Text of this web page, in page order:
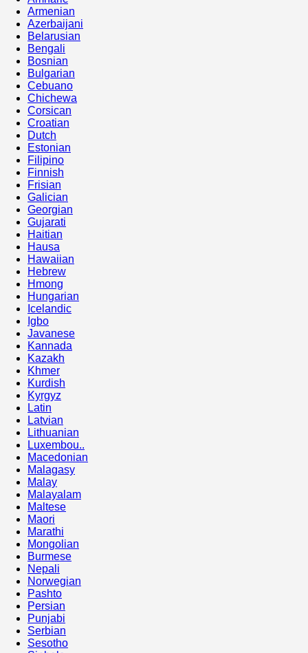
Armenian
Azerbaijani
Belarusian
Bengali
Bosnian
Bulgarian
Cebuano
Chichewa
Corsican
Croatian
Dutch
Estonian
Filipino
Finnish
Frisian
Galician
Georgian
Gujarati
Haitian
Hausa
Hawaiian
Hebrew
Hmong
Hungarian
Icelandic
Igbo
Javanese
Kannada
Kazakh
Khmer
Kurdish
Kyrgyz
Latin
Latvian
Lithuanian
Luxembou..
Macedonian
Malagasy
Malay
Malayalam
Maltese
Maori
Marathi
Mongolian
Burmese
Nepali
Norwegian
Pashto
Persian
Punjabi
Serbian
Sesotho